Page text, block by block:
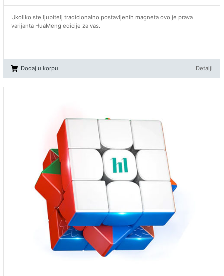
Ukoliko ste ljubitelj tradicionalno postavljenih magneta ovo je prava
varijanta HuaMeng edicije za vas.
Dodaj u korpu Detalji